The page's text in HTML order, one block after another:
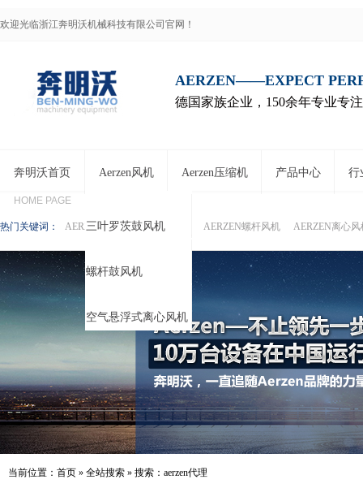
欢迎光临浙江奔明沃机械科技有限公司官网！
AERZEN——EXPECT
德国家族企业，150余年专业专
奔明沃首页
HOME PAGE
Aerzen风机
三叶罗茨鼓风机
螺杆鼓风机
空气悬浮式离心风机
Aerzen压缩机 产品中心 行
热门关键词： AERZEN低压无油螺杆压缩机 AERZEN螺杆风机 AERZEN离心风
当前位置： 首页 » 全站搜索 » 搜索：aerzen代理